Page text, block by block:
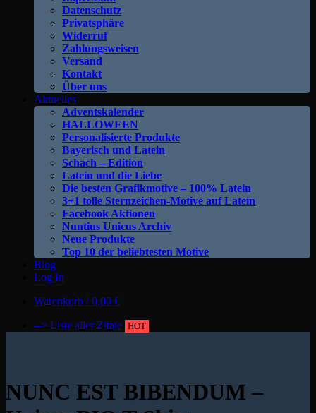
Datenschutz
Privatsphäre
Widerruf
Zahlungsweisen
Versand
Kontakt
Über uns
Aktuelles
Adventskalender
HALLOWEEN
Personalisierte Produkte
Bayerisch und Latein
Schach – Edition
Latein und die Liebe
Die besten Grafikmotive – 100% Latein
3+1 tolle Sternzeichen-Motive auf Latein
Facebook Aktionen
Nuntius Unicus Archiv
Neue Produkte
Top 10 der beliebtesten Motive
Blog
Log In
Warenkorb /0,00 €
--> Liste aller Zitate HOT
NUNC EST BIBENDUM –